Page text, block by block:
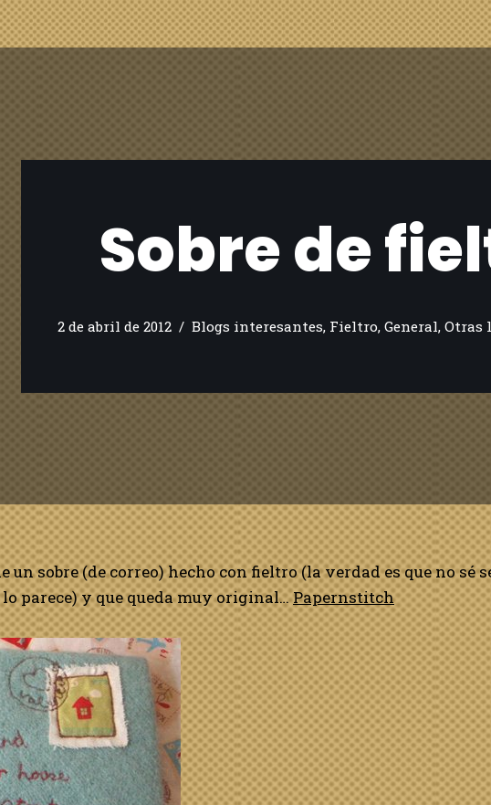
Sobre de
2 de abril de 2012 Blogs interesantes, Fieltro, General, Otras
un sobre (de correo) hecho con fieltro (la verdad es que no sé
parece) y que queda muy original…Papernstitch